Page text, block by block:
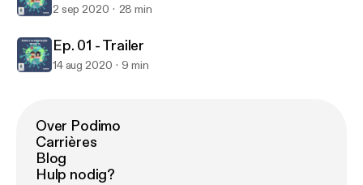
2 sep 2020 28 min
Ep. 01 - Trailer
14 aug 2020 9 min
Over Podimo
Carrières
Blog
Hulp nodig?